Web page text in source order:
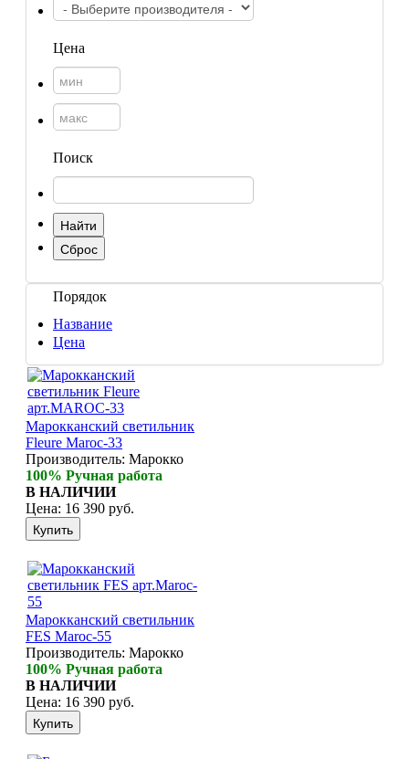
Торшеры Марокко
Светильники в хамам
Светильники для кафе и ресторанов
Люстры для мечети
Абажуры
МЕБЕЛЬ
Столы и столики
Диваны и кресла
Комоды и тумбы
Пуфы и стулья
Консоли
Обеденные группы
Спальня Марокко
Уход за мебелью
ДЛЯ
ХАМАМА
Светильники для хамама
Курны в хамам
Кувшины и чаши в хамам
Краны и смесители в хамам
Раковины латунные и медные
Текстиль для хамама
ОТДЕЛКА
Плитка Марокко
Мозаика Марокко
Двери Марокко
Бабуши тапочки
Вазы
Зеркала
Цена
Поиск
Порядок
Название
Цена
Марокканский светильник
Fleure Maroc-33
Производитель: Марокко
100% Ручная работа
В НАЛИЧИИ
Цена: 16 390 руб.
Марокканский светильник
FES Maroc-55
Производитель: Марокко
100% Ручная работа
В НАЛИЧИИ
Цена: 16 390 руб.